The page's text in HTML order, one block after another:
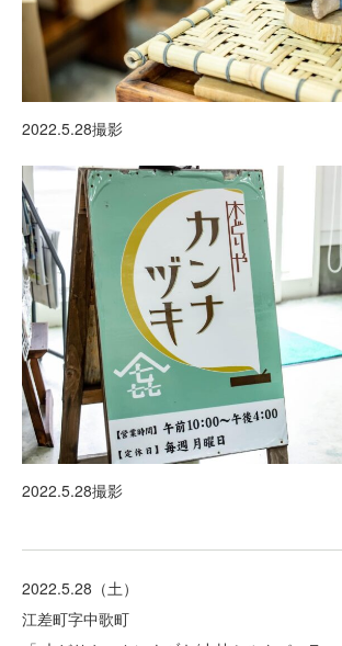
2022.5.28撮影
2022.5.28撮影
2022.5.28（土）
江差町字中歌町